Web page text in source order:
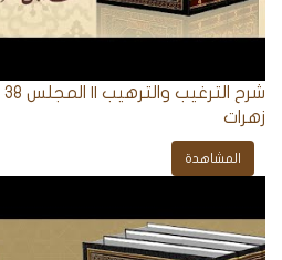
زهرات
المشاهدة